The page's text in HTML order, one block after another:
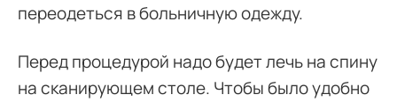
переодеться в больничную одежду.
Перед процедурой надо будет лечь на спину
на сканирующем столе. Чтобы было удобно